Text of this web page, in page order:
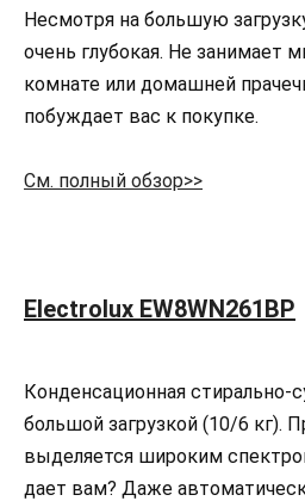
Несмотря на большую
очень глубокая. Не занимает
комнате или домашней
побуждает вас к покупке.
См. полный обзор>>
Electrolux EW8WN261BP
Конденсационная стирально-
большой загрузкой (10/6 кг).
выделяется широким
дает вам? Даже